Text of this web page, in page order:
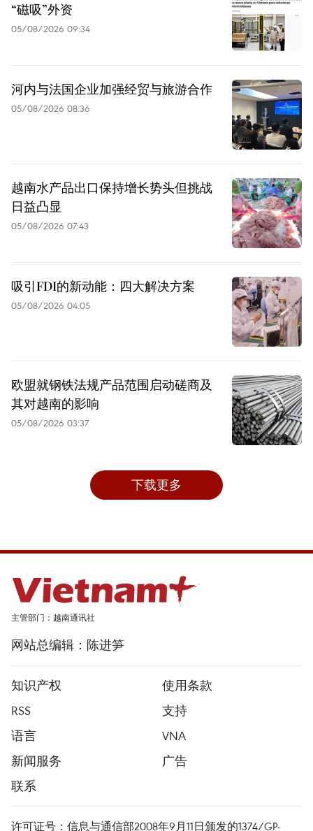
“磁吸”外资
05/08/2026 09:34
河内与法国企业加强经贸与旅游合作
05/08/2026 08:36
越南水产品出口保持增长势头但挑战
日益凸显
05/08/2026 07:43
吸引FDI的新动能：四大解决方案
05/08/2026 04:05
欧盟就钢铁法规产品范围启动磋商及
其对越南的影响
05/08/2026 03:37
下载更多
主管部门：越南通讯社
网站总编辑：陈进笋
知识产权
使用条款
RSS
支持
语言
VNA
新闻服务
广告
联系
许可证号：信息与通信部2008年9月11日颁发的1374/GP-